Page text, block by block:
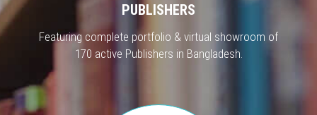
PUBLISHERS
Featuring complete portfolio & virtual showroom of
170 active Publishers in Bangladesh.